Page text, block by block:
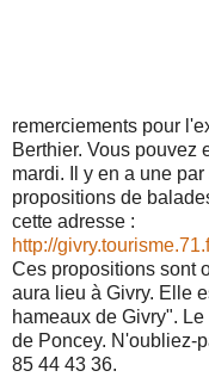
remerciements pour
Berthier. Vous pouvez
mardi. Il y en a une
propositions de
cette adresse :
http://
Ces propositions sont
aura lieu à Givry. Elle
hameaux de Givry".
de Poncey. N'oubliez-
85 44 43 36.